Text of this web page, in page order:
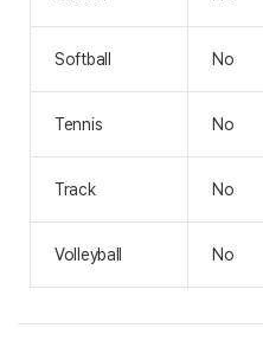
Softball No
Tennis No
Track No
Volleyball No